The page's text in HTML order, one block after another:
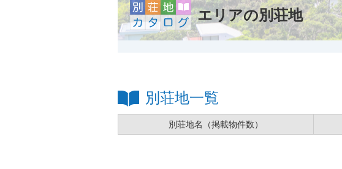
エリアの別荘地
別荘地一覧
別荘地名 （掲載物件数）